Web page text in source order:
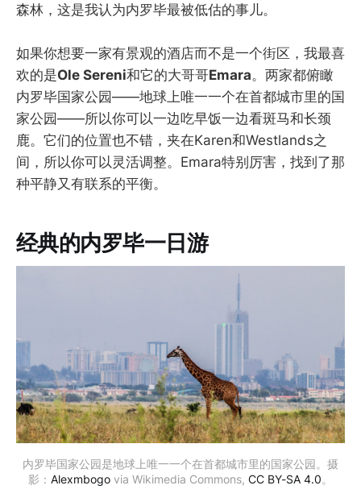
森林，这是我认为内罗毕最被低估的事儿。
如果你想要一家有景观的酒店而不是一个街区，我最喜
欢的是Ole Sereni和它的大哥哥Emara。两家都俯瞰
内罗毕国家公园——地球上唯一一个在首都城市里的国
家公园——所以你可以一边吃早饭一边看斑马和长颈
鹿。它们的位置也不错，夹在Karen和Westlands之
间，所以你可以灵活调整。Emara特别厉害，找到了那
种平静又有联系的平衡。
经典的内罗毕一日游
内罗毕国家公园是地球上唯一一个在首都城市里的国家公园。摄
影： Alexmbogo via Wikimedia Commons, CC BY-SA 4.0。